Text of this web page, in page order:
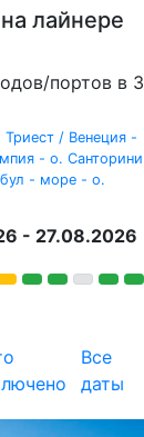
лайнере
портов в 3
Триест / Венеция -
- о. Санторини
- море - о.
- 27.08.2026
Все
даты